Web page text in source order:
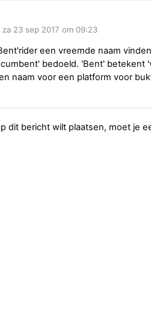
za 23 sep 2017 om 09:23
een vreemde naam
bedoeld. 'Bent' betekent
naam voor een platform voor
dit bericht wilt plaatsen, moet je